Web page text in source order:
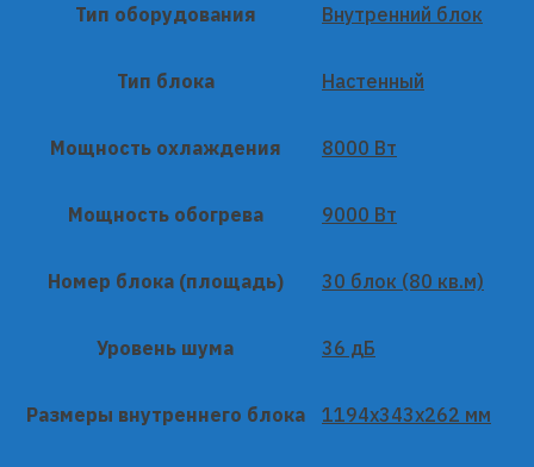
Тип оборудования Внутренний блок
Тип блока Настенный
Мощность охлаждения 8000 Вт
Мощность обогрева 9000 Вт
Номер блока (площадь) 30 блок (80 кв.м)
Уровень шума 36 дБ
Размеры внутреннего блока 1194x343x262 мм